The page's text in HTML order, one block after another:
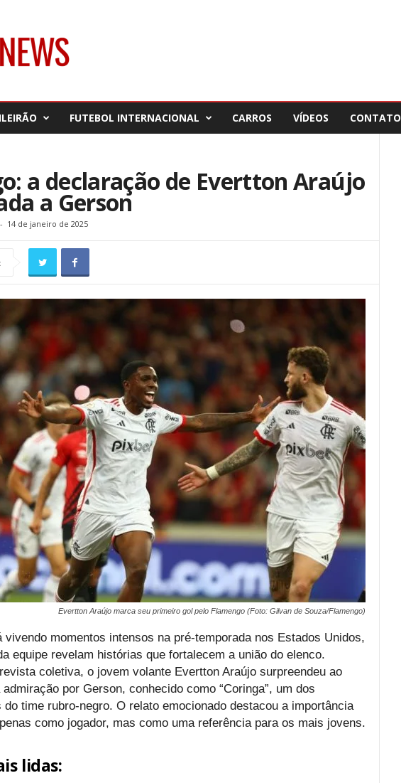
FUTEBOL INTERNACIONAL CARROS VÍDEOS CONTATO
a declaração de Evertton Araújo
a Gerson
14 de janeiro de 2025
Evertton Araújo marca seu primeiro gol pelo Flamengo (Foto: Gilvan de Souza/Flamengo)
vivendo momentos intensos na pré-temporada nos Estados Unidos,
equipe revelam histórias que fortalecem a união do elenco.
coletiva, o jovem volante Evertton Araújo surpreendeu ao
por Gerson, conhecido como “Coringa”, um dos
do time rubro-negro. O relato emocionado destacou a importância
como jogador, mas como uma referência para os mais jovens.
lidas: